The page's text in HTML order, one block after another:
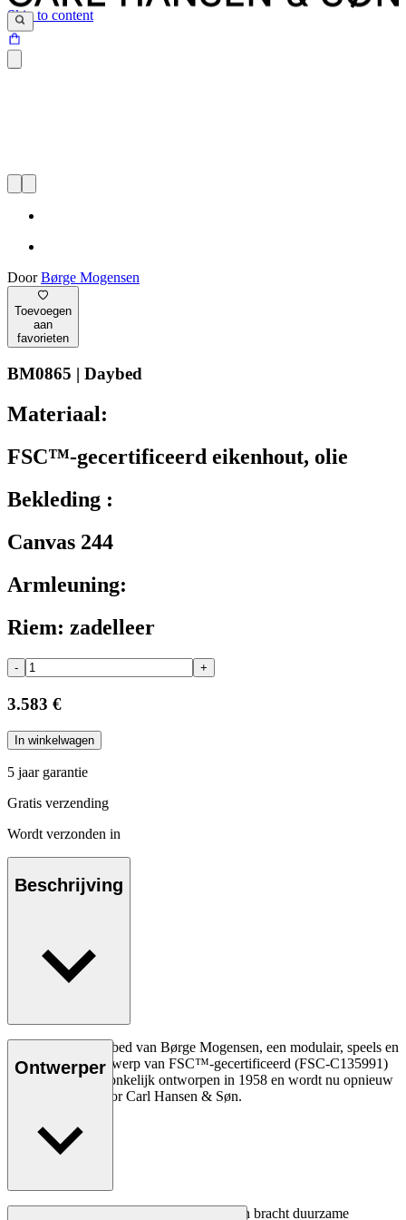
Skip to content
DoorBørge Mogensen
Toevoegen
aan
favorieten
BM0865 | Daybed
Materiaal:
FSC™-gecertificeerd eikenhout, olie
Bekleding :
Canvas 244
Armleuning:
Riem: zadelleer
- +
3.583 €
In winkelwagen
5 jaar garantie
Gratis verzending
Wordt verzonden in
Beschrijving
Het BM0865 Daybed van Børge Mogensen, een modulair, speels en
zeer veelzijdig ontwerp van FSC™-gecertificeerd (FSC-C135991)
hout, werd oorspronkelijk ontworpen in 1958 en wordt nu opnieuw
geïntroduceerd door Carl Hansen & Søn.
Lees meer
Ontwerper
Het creatieve proces van Børge Mogensen bracht duurzame